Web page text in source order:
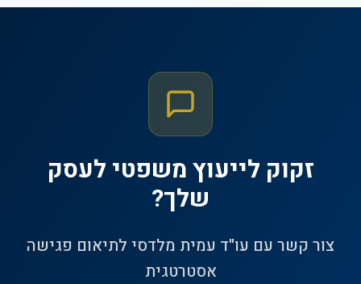
זקוק לייעוץ משפטי לעסק
שלך?
צור קשר עם עו"ד עמית מלדסי לתיאום פגישה
אסטרטגית